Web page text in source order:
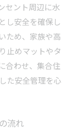
セント周辺に水
し安全を確保し
ため、家族や高
止めマットやタ
合わせ、集合住
た安全管理を心
流れ